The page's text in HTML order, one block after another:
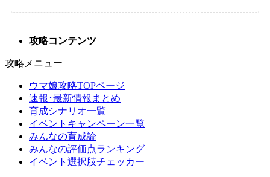
攻略コンテンツ
攻略メニュー
ウマ娘攻略TOPページ
速報･最新情報まとめ
育成シナリオ一覧
イベントキャンペーン一覧
みんなの育成論
みんなの評価点ランキング
イベント選択肢チェッカー